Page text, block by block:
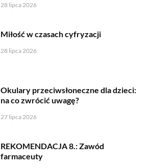
28 lipca 2026
Miłość w czasach cyfryzacji
28 lipca 2026
Okulary przeciwsłoneczne dla dzieci:
na co zwrócić uwagę?
27 lipca 2026
REKOMENDACJA 8.: Zawód
farmaceuty